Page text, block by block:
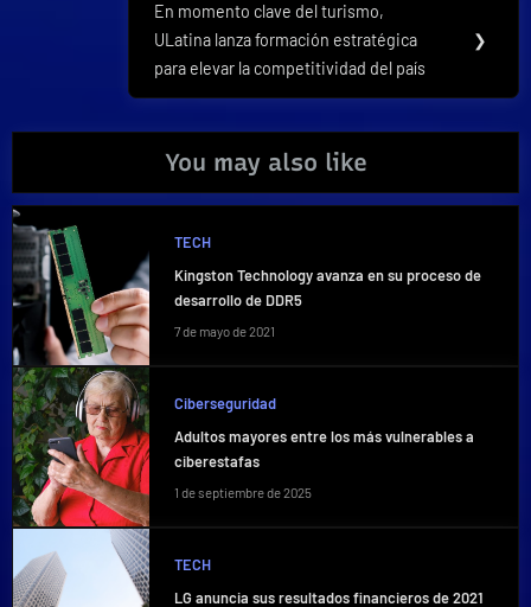
Next
Post:
En momento clave del turismo,
ULatina lanza formación estratégica
para elevar la competitividad del país
❯
You may also like
TECH
Kingston Technology avanza en su proceso de
desarrollo de DDR5
7 de mayo de 2021
Ciberseguridad
Adultos mayores entre los más vulnerables a
ciberestafas
1 de septiembre de 2025
TECH
LG anuncia sus resultados financieros de 2021